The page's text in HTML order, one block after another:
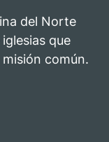
del Norte
que
común.